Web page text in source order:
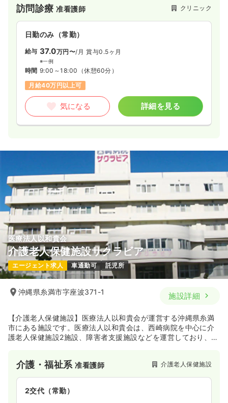
介護・福祉系准看護師 精神科病院
日勤のみ（常勤）
給与
お問い合わせください
時間 8:30～17:15
年間休日120日
4週8休以上
気になる 詳細を見る
お問い合わせください
気になる 詳細を見る
訪問看護准看護師 精神科病院
日勤のみ（常勤） 一時募集休止
給与 17.7〜25.0万円/月 賞与3ヶ月
※一例
時間 8:30～17:15
気になる 詳細を見る
日勤のみ（パート） 一時募集休止
時間 8:30～17:15
訪問診療准看護師 クリニック
日勤のみ（常勤）
給与 37.0万円〜/月 賞与0.5ヶ月
※一例
時間 9:00～18:00 （休憩60分）
月給40万円以上可
気になる 詳細を見る
医療法人以和貴会
介護老人保健施設サクラビア
エージェント求人 車通勤可 託児所
沖縄県糸満市字座波371-1 施設詳細
【介護老人保健施設】医療法人以和貴会が運営する沖縄県糸満
市にある施設です。医療法人以和貴会は、西崎病院を中心に介
護老人保健施設2施設、障害者支援施設などを運営しており、糸
介護・福祉系准看護師 介護老人保健施設
2交代（常勤）